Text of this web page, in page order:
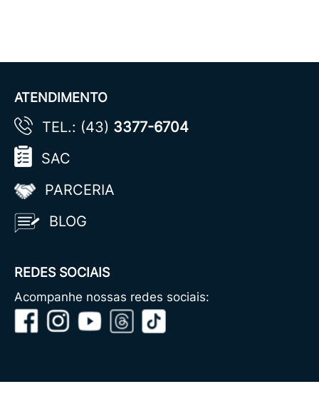
ATENDIMENTO
TEL.: (43) 3377-6704
SAC
PARCERIA
BLOG
REDES SOCIAIS
Acompanhe nossas redes sociais: